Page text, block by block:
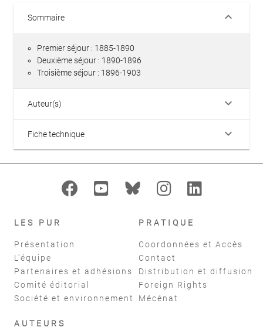
Sommaire keyboard_arrow_down
Premier séjour : 1885-1890
Deuxième séjour : 1890-1896
Troisième séjour : 1896-1903
Auteur(s) keyboard_arrow_down
Fiche technique keyboard_arrow_down
LES PUR
Présentation
L'équipe
Partenaires et adhésions
Comité éditorial
Société et environnement
PRATIQUE
Coordonnées et Accès
Contact
Distribution et diffusion
Foreign Rights
Mécénat
AUTEURS